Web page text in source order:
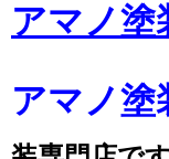
アマノ塗
アマノ塗